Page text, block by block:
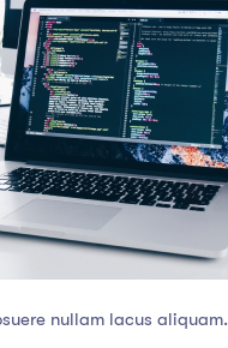
nullam lacus aliquam.